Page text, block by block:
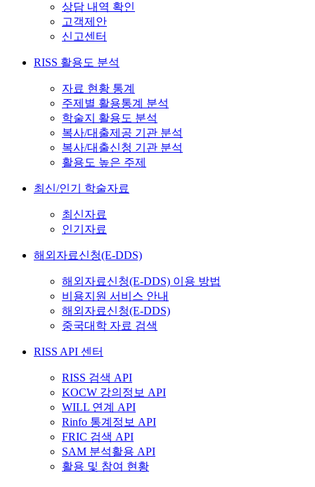
상담 내역 확인
고객제안
신고센터
RISS 활용도 분석
자료 현황 통계
주제별 활용통계 분석
학술지 활용도 분석
복사/대출제공 기관 분석
복사/대출신청 기관 분석
활용도 높은 주제
최신/인기 학술자료
최신자료
인기자료
해외자료신청(E-DDS)
해외자료신청(E-DDS) 이용 방법
비용지원 서비스 안내
해외자료신청(E-DDS)
중국대학 자료 검색
RISS API 센터
RISS 검색 API
KOCW 강의정보 API
WILL 연계 API
Rinfo 통계정보 API
FRIC 검색 API
SAM 분석활용 API
활용 및 참여 현황